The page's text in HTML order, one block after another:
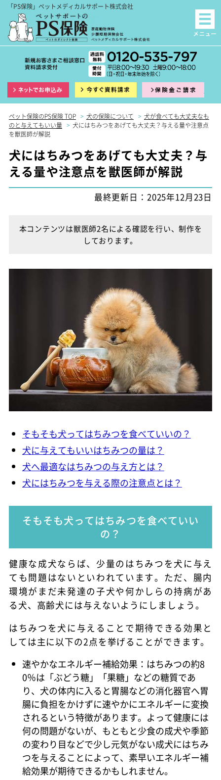
「PS保険」ペットメディカルサポート株式会社
インターネット申込 資料請求
ペット保険のPS保険 TOP > 犬の保険について > 犬が食べても大丈夫なも
のと与えてもいい量 > 犬にはちみつをあげても大丈夫？与える量や注意点
を獣医師が解説
犬にはちみつをあげても大丈夫？与
える量や注意点を獣医師が解説
最終更新日：2025年12月23日
本コンテンツは獣医師2名による確認を行い、制作を
しております。
そもそも犬ってはちみつを食べていいの？
犬に与えてもいいはちみつの量は？
犬へ最適なはちみつの与え方とは？
犬にはちみつを与える際の注意点とは？
そもそも犬ってはちみつを食べていい
の？
健康な成犬ならば、少量のはちみつを犬に与え
ても問題はないといわれています。ただ、腸内
環境がまだ未発達の子犬や何かしらの持病があ
る犬、高齢犬には与えないようにしましょう。
はちみつを犬に与えることで期待できる効果と
しては主に以下の2点を挙げることができます。
速やかなエネルギー補給効果：はちみつの約8
0％は「ぶどう糖」「果糖」などの糖質であ
り、犬の体内に入ると胃腸などの消化器官へ胃
腸に負担をかけずに速やかにエネルギーに変換
されるという特徴があります。よって健康には
何の問題がないが、もともと少食の成犬や季節
の変わり目などで少し元気がない成犬にはちみ
つを与えることによって、素早いエネルギー補
給効果が期待できるかもしれません。